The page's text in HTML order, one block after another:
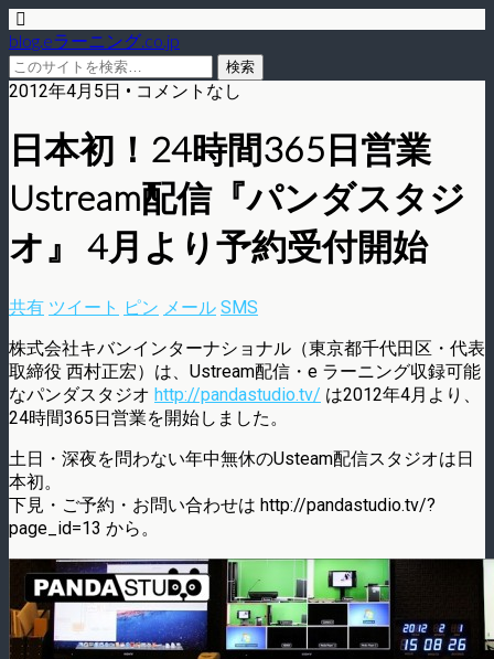
blog.eラーニング.co.jp
2012年4月5日 • コメントなし
日本初！24時間365日営業
Ustream配信『パンダスタジ
オ』 4月より予約受付開始
共有 ツイート ピン メール SMS
株式会社キバンインターナショナル（東京都千代田区・代表
取締役 西村正宏）は、Ustream配信・e ラーニング収録可能
なパンダスタジオ http://pandastudio.tv/ は2012年4月より、
24時間365日営業を開始しました。
土日・深夜を問わない年中無休のUsteam配信スタジオは日
本初。
下見・ご予約・お問い合わせは http://pandastudio.tv/?
page_id=13 から。